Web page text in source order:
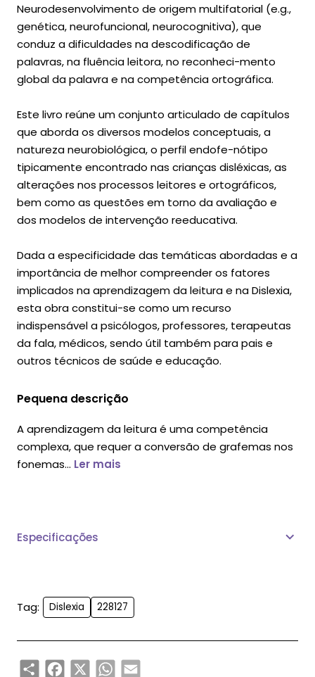
Neurodesenvolvimento de origem multifatorial (e.g.,
genética, neurofuncional, neurocognitiva), que
conduz a dificuldades na descodificação de
palavras, na fluência leitora, no reconheci-mento
global da palavra e na competência ortográfica.
Este livro reúne um conjunto articulado de capítulos
que aborda os diversos modelos conceptuais, a
natureza neurobiológica, o perfil endofe-nótipo
tipicamente encontrado nas crianças disléxicas, as
alterações nos processos leitores e ortográficos,
bem como as questões em torno da avaliação e
dos modelos de intervenção reeducativa.
Dada a especificidade das temáticas abordadas e a
importância de melhor compreender os fatores
implicados na aprendizagem da leitura e na Dislexia,
esta obra constitui-se como um recurso
indispensável a psicólogos, professores, terapeutas
da fala, médicos, sendo útil também para pais e
outros técnicos de saúde e educação.
Pequena descrição
A aprendizagem da leitura é uma competência
complexa, que requer a conversão de grafemas nos
fonemas... Ler mais
Especificações
Tag: Dislexia 228127
ShareFacebook
X WhatsApp
Email